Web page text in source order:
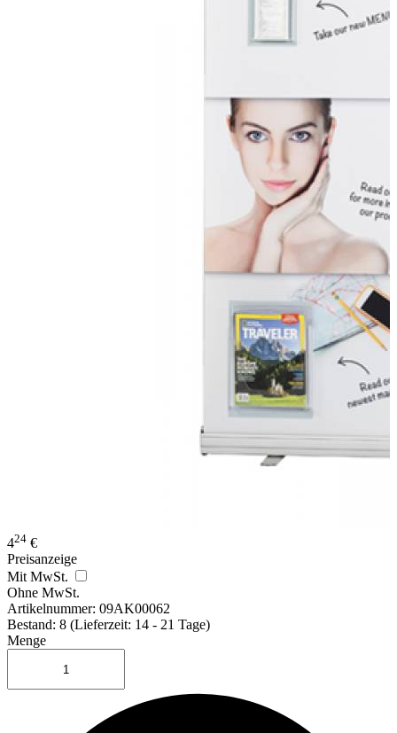
424 €
Preisanzeige
Mit MwSt.
Ohne MwSt.
Artikelnummer: 09AK00062
Bestand: 8 (Lieferzeit: 14 - 21 Tage)
Menge